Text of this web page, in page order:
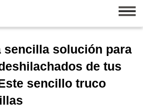
sencilla solución para
de tus
sencillo truco